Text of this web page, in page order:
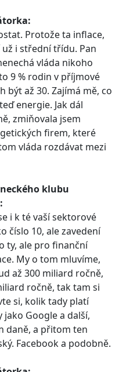
Protože ta inflace,
i střední třídu. Pan
vláda nikoho
9 % rodin v příjmové
být až 30. Zajímá mě, co
energie. Jak dál
zmiňovala jsem
firem, které
vláda rozdávat mezi
klubu
i k té vaší sektorové
číslo 10, ale zavedení
ty, ale pro finanční
My o tom mluvíme,
až 300 miliard ročně,
ročně, tak tam si
si, kolik tady platí
Google a další,
daně, a přitom ten
Facebook a podobně.